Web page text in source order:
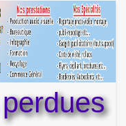
perdues